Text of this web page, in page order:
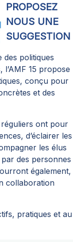
PROPOSEZ
NOUS UNE
SUGGESTION
des politiques
l’AMF 15 propose
conçu pour
et des
réguliers ont pour
d’éclairer les
les élus
des personnes
également,
collaboration
pratiques et au